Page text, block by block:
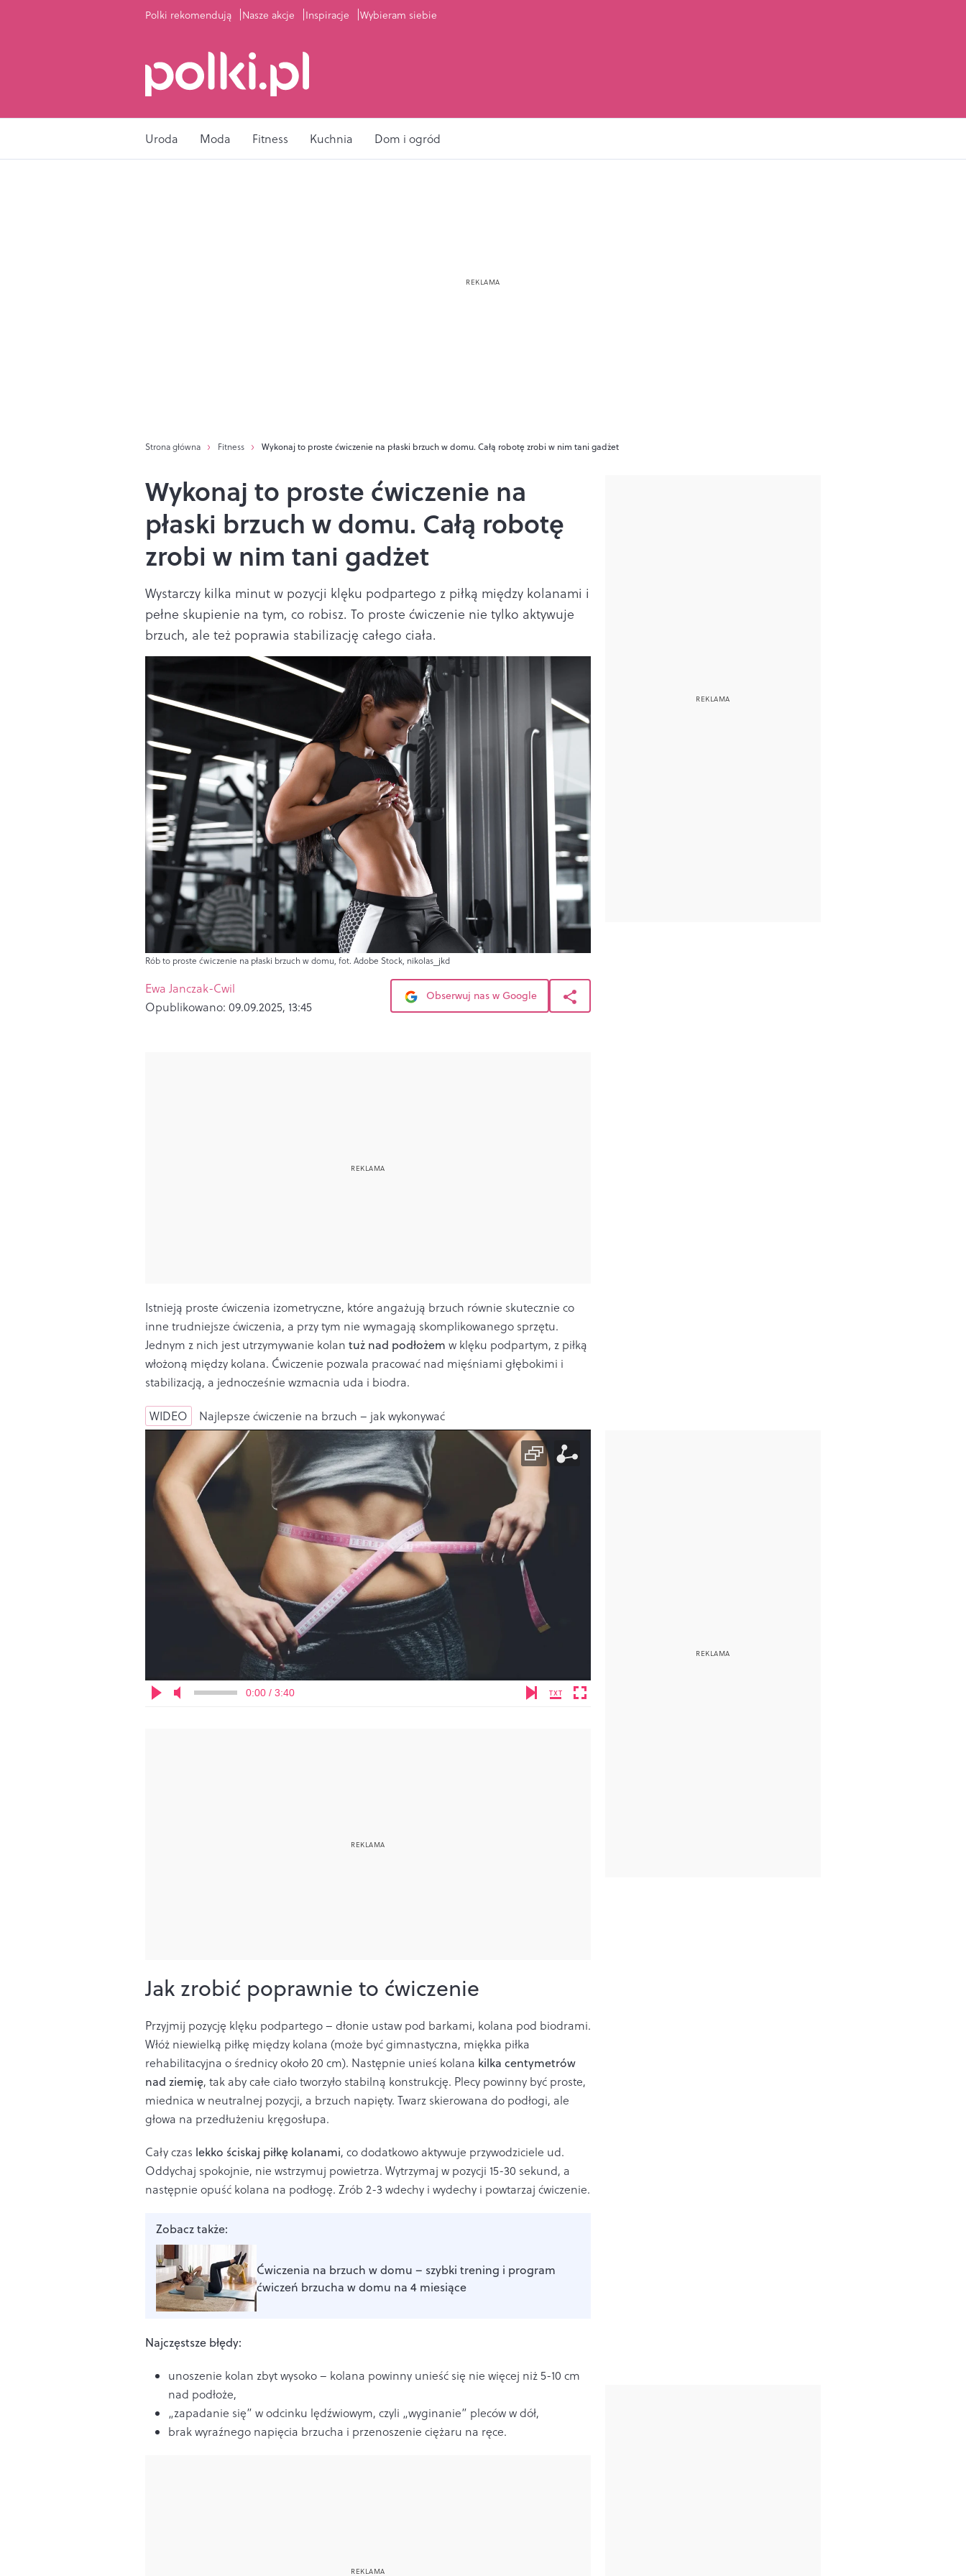
Polki rekomendują Nasze akcje Inspiracje Wybieram siebie
Uroda Moda Fitness Kuchnia Dom i ogród
Strona główna Fitness Wykonaj to proste ćwiczenie na płaski brzuch w domu. Całą robotę zrobi w nim tani gadżet
Wykonaj to proste ćwiczenie na
płaski brzuch w domu. Całą robotę
zrobi w nim tani gadżet
Wystarczy kilka minut w pozycji klęku podpartego z piłką między kolanami i
pełne skupienie na tym, co robisz. To proste ćwiczenie nie tylko aktywuje
brzuch, ale też poprawia stabilizację całego ciała.
Rób to proste ćwiczenie na płaski brzuch w domu, fot. Adobe Stock, nikolas_jkd
Ewa Janczak-Cwil
Opublikowano: 09.09.2025, 13:45
Obserwuj nas w Google
Istnieją proste ćwiczenia izometryczne, które angażują brzuch równie skutecznie co
inne trudniejsze ćwiczenia, a przy tym nie wymagają skomplikowanego sprzętu.
Jednym z nich jest utrzymywanie kolan tuż nad podłożem w klęku podpartym, z piłką
włożoną między kolana. Ćwiczenie pozwala pracować nad mięśniami głębokimi i
stabilizacją, a jednocześnie wzmacnia uda i biodra.
WIDEO Najlepsze ćwiczenie na brzuch – jak wykonywać
0:00 / 3:40
Jak zrobić poprawnie to ćwiczenie
Przyjmij pozycję klęku podpartego – dłonie ustaw pod barkami, kolana pod biodrami.
Włóż niewielką piłkę między kolana (może być gimnastyczna, miękka piłka
rehabilitacyjna o średnicy około 20 cm). Następnie unieś kolana kilka centymetrów
nad ziemię, tak aby całe ciało tworzyło stabilną konstrukcję. Plecy powinny być proste,
miednica w neutralnej pozycji, a brzuch napięty. Twarz skierowana do podłogi, ale
głowa na przedłużeniu kręgosłupa.
Cały czas lekko ściskaj piłkę kolanami, co dodatkowo aktywuje przywodziciele ud.
Oddychaj spokojnie, nie wstrzymuj powietrza. Wytrzymaj w pozycji 15-30 sekund, a
następnie opuść kolana na podłogę. Zrób 2-3 wdechy i wydechy i powtarzaj ćwiczenie.
Zobacz także:
Ćwiczenia na brzuch w domu – szybki trening i program
ćwiczeń brzucha w domu na 4 miesiące
Najczęstsze błędy:
unoszenie kolan zbyt wysoko – kolana powinny unieść się nie więcej niż 5-10 cm
nad podłoże,
„zapadanie się” w odcinku lędźwiowym, czyli „wyginanie” pleców w dół,
brak wyraźnego napięcia brzucha i przenoszenie ciężaru na ręce.